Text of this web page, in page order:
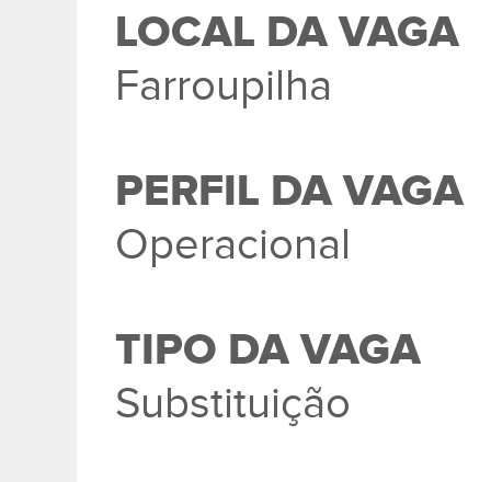
LOCAL DA VAGA
Farroupilha
PERFIL DA VAGA
Operacional
TIPO DA VAGA
Substituição